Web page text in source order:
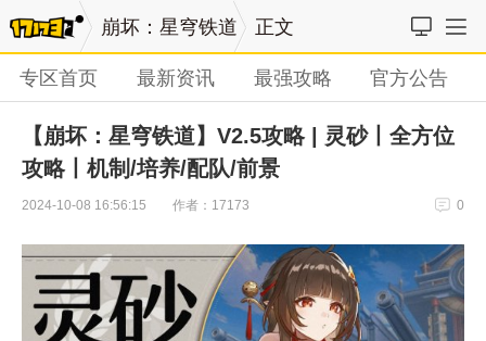
崩坏：星穹铁道 正文
专区首页 最新资讯 最强攻略 官方公告
【崩坏：星穹铁道】V2.5攻略 | 灵砂丨全方位
攻略丨机制/培养/配队/前景
2024-10-08 16:56:15 作者：17173 0